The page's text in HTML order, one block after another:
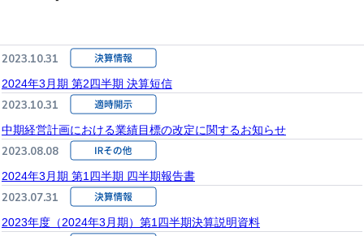
2023.10.31
2024年3月期 第2四半期 決算短信
2023.10.31
中期経営計画における業績目標の改定に関するお知らせ
2023.08.08
2024年3月期 第1四半期 四半期報告書
2023.07.31
2023年度（2024年3月期）第1四半期決算説明資料